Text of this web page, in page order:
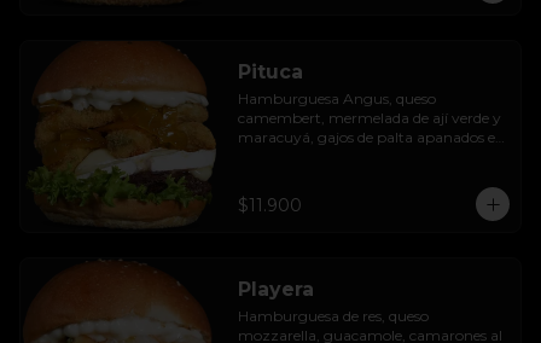
Pituca
Hamburguesa Angus, queso
camembert, mermelada de ají verde y
maracuyá, gajos de palta apanados en
$11.900
Playera
Hamburguesa de res, queso
mozzarella, guacamole, camarones al